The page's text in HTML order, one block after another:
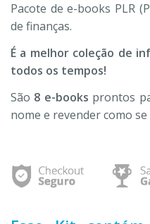
Pacote de e-books PLR
de finanças.
É a melhor coleção de
todos os tempos!
São 8 e-books prontos
nome e revender como